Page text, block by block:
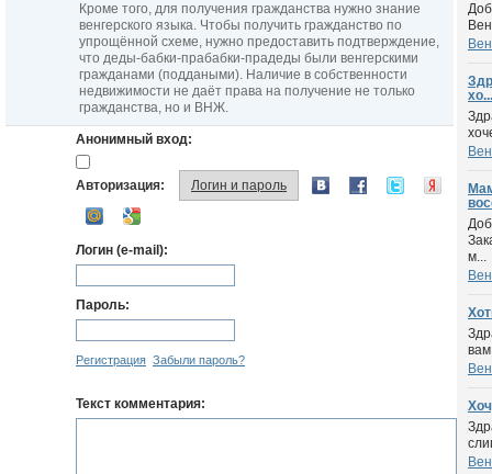
Кроме того, для получения гражданства нужно знание
венгерского языка. Чтобы получить гражданство по
упрощённой схеме, нужно предоставить подтверждение,
что деды-бабки-прабабки-прадеды были венгерскими
гражданами (поддаными). Наличие в собственности
недвижимости не даёт права на получение не только
гражданства, но и ВНЖ.
Анонимный вход:
Авторизация: Логин и пароль
Логин (e-mail):
Пароль:
Регистрация Забыли пароль?
Текст комментария:
хо...
м...